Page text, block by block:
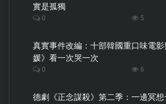
實是孤獨
0 5
真實事件改編：十部韓國重口味電
媛》看一次哭一次
0 6
德劇《正念謀殺》第二季：一邊冥